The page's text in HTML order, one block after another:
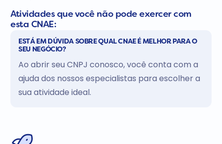
Atividades que você não pode exercer com
esta CNAE:
ESTÁ EM DÚVIDA SOBRE QUAL CNAE É MELHOR PARA O
SEU NEGÓCIO?
Ao abrir seu CNPJ conosco, você conta com a
ajuda dos nossos especialistas para escolher a
sua atividade ideal.